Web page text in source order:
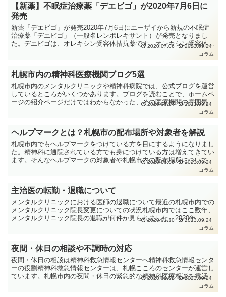
【新薬】不眠症治療薬「デエビゴ」が2020年7月6日に
発売
新薬「デエビゴ」が発売2020年7月6日にエーザイから新規の不眠症
治療薬「デエビゴ」（一般名レンボレキサント）が発売となりまし
た。デエビゴは、オレキシン受容体拮抗薬です。オレキシン受容体拮
2020.07.06
2023.09.24
コラム
札幌市内の精神科医療機関ブログ5選
札幌市内のメンタルクリニックや精神科病院では、公式ブログを運営
しているところがいくつかあります。ブログを読むことで、ホームペ
ージの紹介ページだけではわからなかった、その医療機関の雰囲気を
2020.06.24
2023.09.24
コラム
ヘルプマークとは？札幌市の配布場所や対象者を解説
札幌市内でもヘルプマークをつけている方を目にするようになりまし
た。精神科に通院されている方でも身につけている方は増えてきてい
ます。そんなヘルプマークの対象者や札幌市内の配布場所について、
2020.06.06
2023.09.24
コラム
主治医の転勤・退職について
メンタルクリニックにおける医師の退職について最近の札幌市内での
メンタルクリニック院長変更についての状況札幌市内ではここ数年、
メンタルクリニック院長の退職が何件か見られました。2020年 札
2020.01.30
2023.09.24
コラム
夜間・休日の相談や不調時の対応
夜間・休日の相談は精神科救急情報センターへ精神科救急情報センタ
ーの役割精神科救急情報センターは、札幌こころのセンターが運営し
ています。札幌市内の夜間・休日の緊急的な精神科医療相談を電話で
2020.01.02
2023.09.24
コラム